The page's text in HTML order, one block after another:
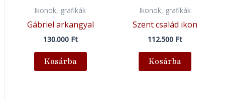
Ikonok, grafikák
Gábriel arkangyal
130.000 Ft
Kosárba
Ikonok, grafikák
Szent család ikon
112.500 Ft
Kosárba